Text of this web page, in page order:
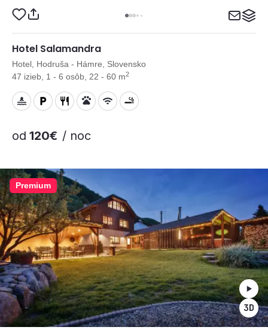
Hotel Salamandra
Hotel, Hodruša - Hámre, Slovensko
47 izieb, 1 - 6 osôb, 22 - 60 m2
od 120€ / noc
Premium